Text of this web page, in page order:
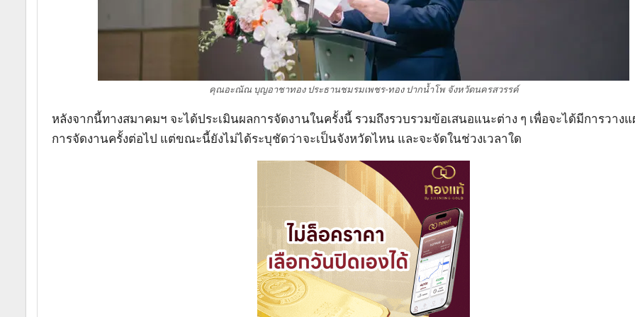
คุณอะณัณ บุญอาชาทอง ประธานชมรมเพชร-ทอง ปากน้ำโพ จังหวัดนครสวรรค์
หลังจากนี้ทางสมาคมฯ จะได้ประเมินผลการจัดงานในครั้งนี้ รวมถึงรวบรวมข้อเสนอแนะต่าง ๆ เพื่อจะได้มีการวาง
การจัดงานครั้งต่อไป แต่ขณะนี้ยังไม่ได้ระบุชัดว่าจะเป็นจังหวัดไหน และจะจัดในช่วงเวลาใด